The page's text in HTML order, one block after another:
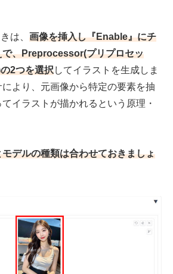
は、画像を挿入し『Enable』にチ
で、Preprocessor(プリプロセッ
2つを選択してイラストを生成しま
より、元画像から特定の要素を抽
イラストが描かれるという原理・
モデルの種類は合わせておきましょ